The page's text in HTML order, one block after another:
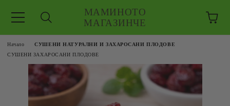
МАМИНОТО
МАГАЗИНЧЕ
Начало
СУШЕНИ НАТУРАЛНИ И ЗАХАРОСАНИ ПЛОДОВЕ
СУШЕНИ ЗАХАРОСАНИ ПЛОДОВЕ